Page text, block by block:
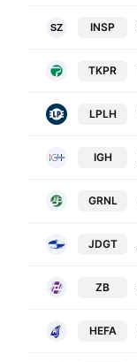
INSP
TKPR
LPLH
IGH
GRNL
JDGT
ZB
HEFA